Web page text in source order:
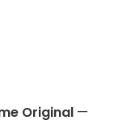
Original —